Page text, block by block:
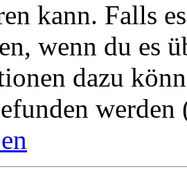
kann. Falls
wenn du es
dazu